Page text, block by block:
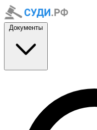
Документы